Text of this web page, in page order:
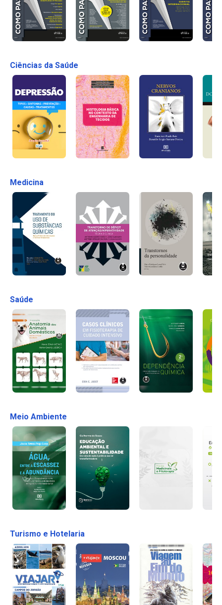
Ciências da Saúde
Medicina
Saúde
Meio Ambiente
Turismo e Hotelaria